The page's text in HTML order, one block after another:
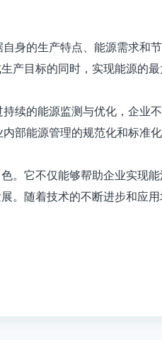
身的生产特点、能源需求和
产目标的同时，实现能源的最
续的能源监测与优化，企业
部能源管理的规范化和标准
。它不仅能够帮助企业实现
。随着技术的不断进步和应